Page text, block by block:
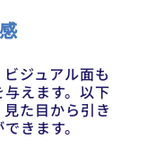
ジュアル面も
えます。以下
た目から引き
きます。